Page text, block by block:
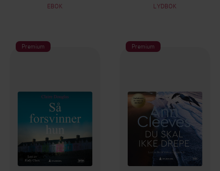
EBOK LYDBOK
Premium Premium